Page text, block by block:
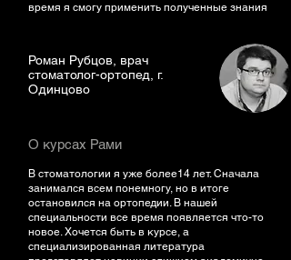
время я смогу применить полученные знания
Роман Рубцов, врач
стоматолог-ортопед, г.
Одинцово
О курсах Рами
В стоматологии я уже более14 лет. Сначала
занимался всем понемногу, но в итоге
остановился на ортопедии. В нашей
специальности все время появляется что-то
новое. Хочется быть в курсе, а
специализированная литература